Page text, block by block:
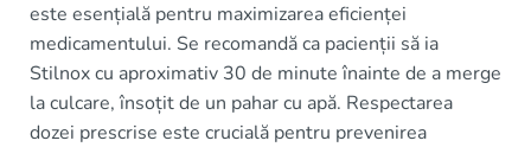
este esențială pentru maximizarea eficienței
medicamentului. Se recomandă ca pacienții să ia
Stilnox cu aproximativ 30 de minute înainte de a merge
la culcare, însoțit de un pahar cu apă. Respectarea
dozei prescrise este crucială pentru prevenirea